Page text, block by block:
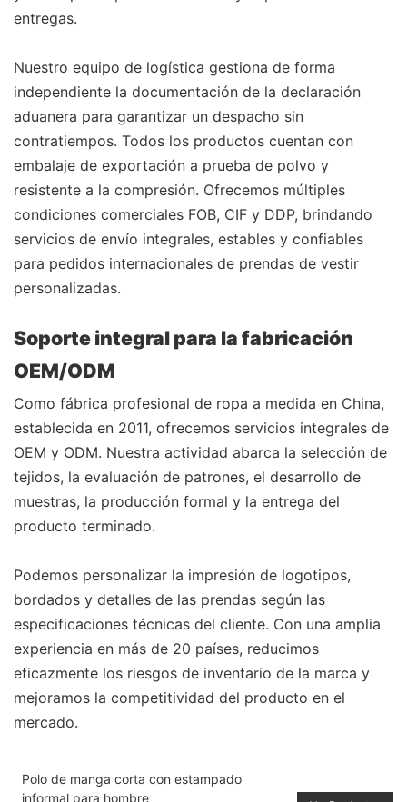
entregas.
Nuestro equipo de logística gestiona de forma
independiente la documentación de la declaración
aduanera para garantizar un despacho sin
contratiempos. Todos los productos cuentan con
embalaje de exportación a prueba de polvo y
resistente a la compresión. Ofrecemos múltiples
condiciones comerciales FOB, CIF y DDP, brindando
servicios de envío integrales, estables y confiables
para pedidos internacionales de prendas de vestir
personalizadas.
Soporte integral para la fabricación
OEM/ODM
Como fábrica profesional de ropa a medida en China,
establecida en 2011, ofrecemos servicios integrales de
OEM y ODM. Nuestra actividad abarca la selección de
tejidos, la evaluación de patrones, el desarrollo de
muestras, la producción formal y la entrega del
producto terminado.
Podemos personalizar la impresión de logotipos,
bordados y detalles de las prendas según las
especificaciones técnicas del cliente. Con una amplia
experiencia en más de 20 países, reducimos
eficazmente los riesgos de inventario de la marca y
mejoramos la competitividad del producto en el
mercado.
Polo de manga corta con estampado
informal para hombre